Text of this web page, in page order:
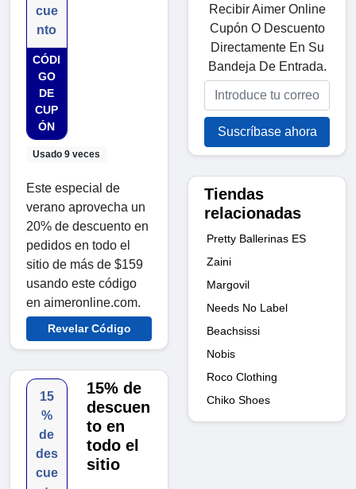
cue
nto
CÓDI
GO
DE
CUP
ÓN
Usado 9 veces
Este especial de
verano aprovecha un
20% de descuento en
pedidos en todo el
sitio de más de $159
usando este código
en aimeronline.com.
Revelar Código
15
%
de
des
cue
15% de
descuen
to en
todo el
sitio
Recibir Aimer Online
Cupón O Descuento
Directamente En Su
Bandeja De Entrada.
Suscríbase ahora
Tiendas
relacionadas
Pretty Ballerinas ES
Zaini
Margovil
Needs No Label
Beachsissi
Nobis
Roco Clothing
Chiko Shoes